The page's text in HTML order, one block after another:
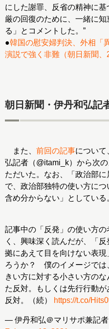
にした謝罪、反省の精神に
厳の回復のために、一緒に
る」とコメントした。”
●韓国の慰安婦判決、外相
演説で強く非難（朝日新聞、
朝日新聞・伊丹和弘記
また、 前回の記事について
弘記者（@itami_k）から次
ただいた。なお、「政治部
で、政治部独特の使い方に
含め分からない」としている
記事中の「反発」の使い方の
く、興味深く読んだが、「
拠にあえて目を向けない表
ろうか？ 僕のイメージでは
きい方に対する小さい方の
た反対。もしくは先行行動
反対。（続）
https://t.co/
— 伊丹和弘＠マリサポ兼記